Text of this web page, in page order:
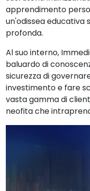
apprendimento
un'odissea educativa
profonda.
Al suo interno,
baluardo di
sicurezza di
investimento e fare
vasta gamma di
neofita che